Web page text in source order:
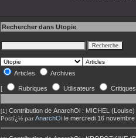
Rechercher dans Utopie
Articles Archives
[ Rubriques Utilisateurs
[1] Contribution de AnarchOi : MICHEL
Postï¿½ par AnarchOi le mercredi 16